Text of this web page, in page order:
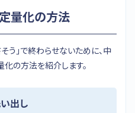
量化の方法
う」で終わらせないために、中
の方法を紹介します。
出し